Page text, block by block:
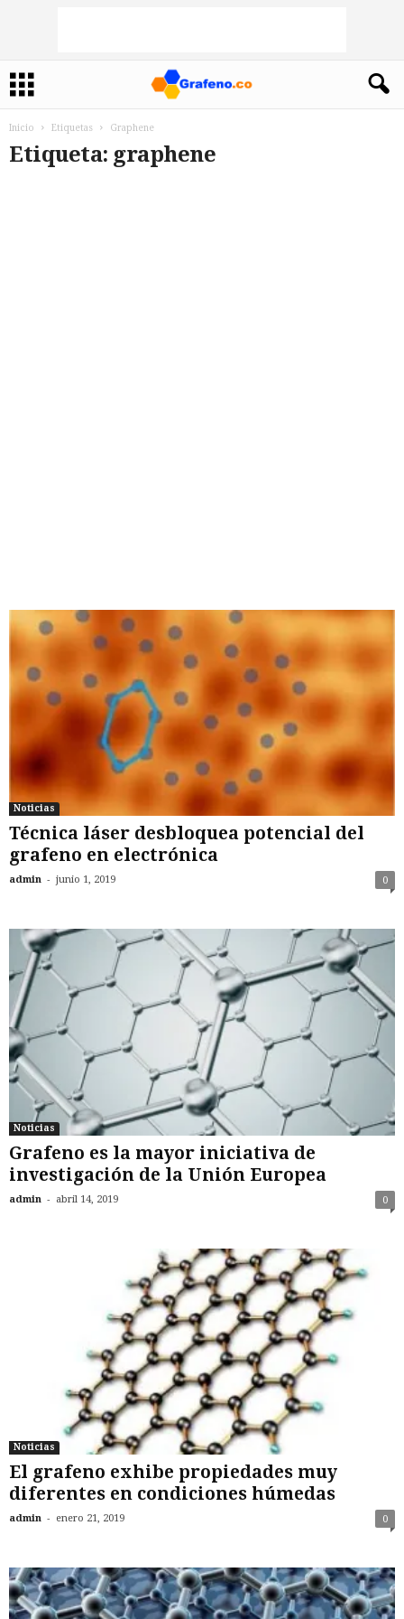
Inicio Etiquetas Graphene
Etiqueta: graphene
Noticias
Técnica láser desbloquea potencial del
grafeno en electrónica
admin - junio 1, 2019 0
Noticias
Grafeno es la mayor iniciativa de
investigación de la Unión Europea
admin - abril 14, 2019 0
Noticias
El grafeno exhibe propiedades muy
diferentes en condiciones húmedas
admin - enero 21, 2019 0